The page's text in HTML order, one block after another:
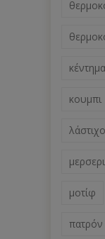
κέντημα
κουμπι
λάστιχο
μοτίφ